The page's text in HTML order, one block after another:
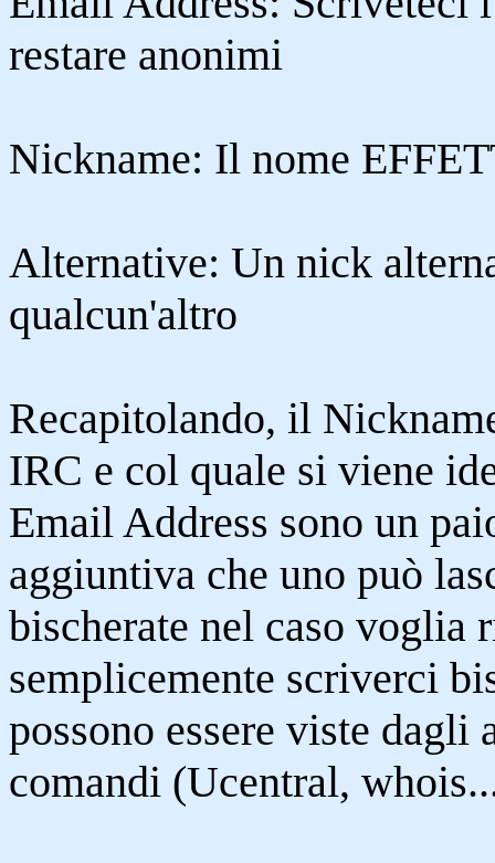
restare anonimi
Nickname: Il nome
Alternative: Un nick
qualcun'altro
Recapitolando, il
IRC e col quale si viene
Email Address sono un
aggiuntiva che uno può
bischerate nel caso voglia
semplicemente scriverci
possono essere viste
comandi (Ucentral,